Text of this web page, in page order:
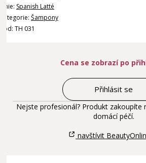
Linie: Spanish Latté
Kategorie: Šampony
Kód: TH 031
Cena se zobrazí po
Přihlásit se
Nejste profesionál? Produkt zakoupíte
domácí péčí.
navštívit